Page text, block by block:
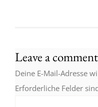
Leave a comment
Deine E-Mail-Adresse
Erforderliche Felder